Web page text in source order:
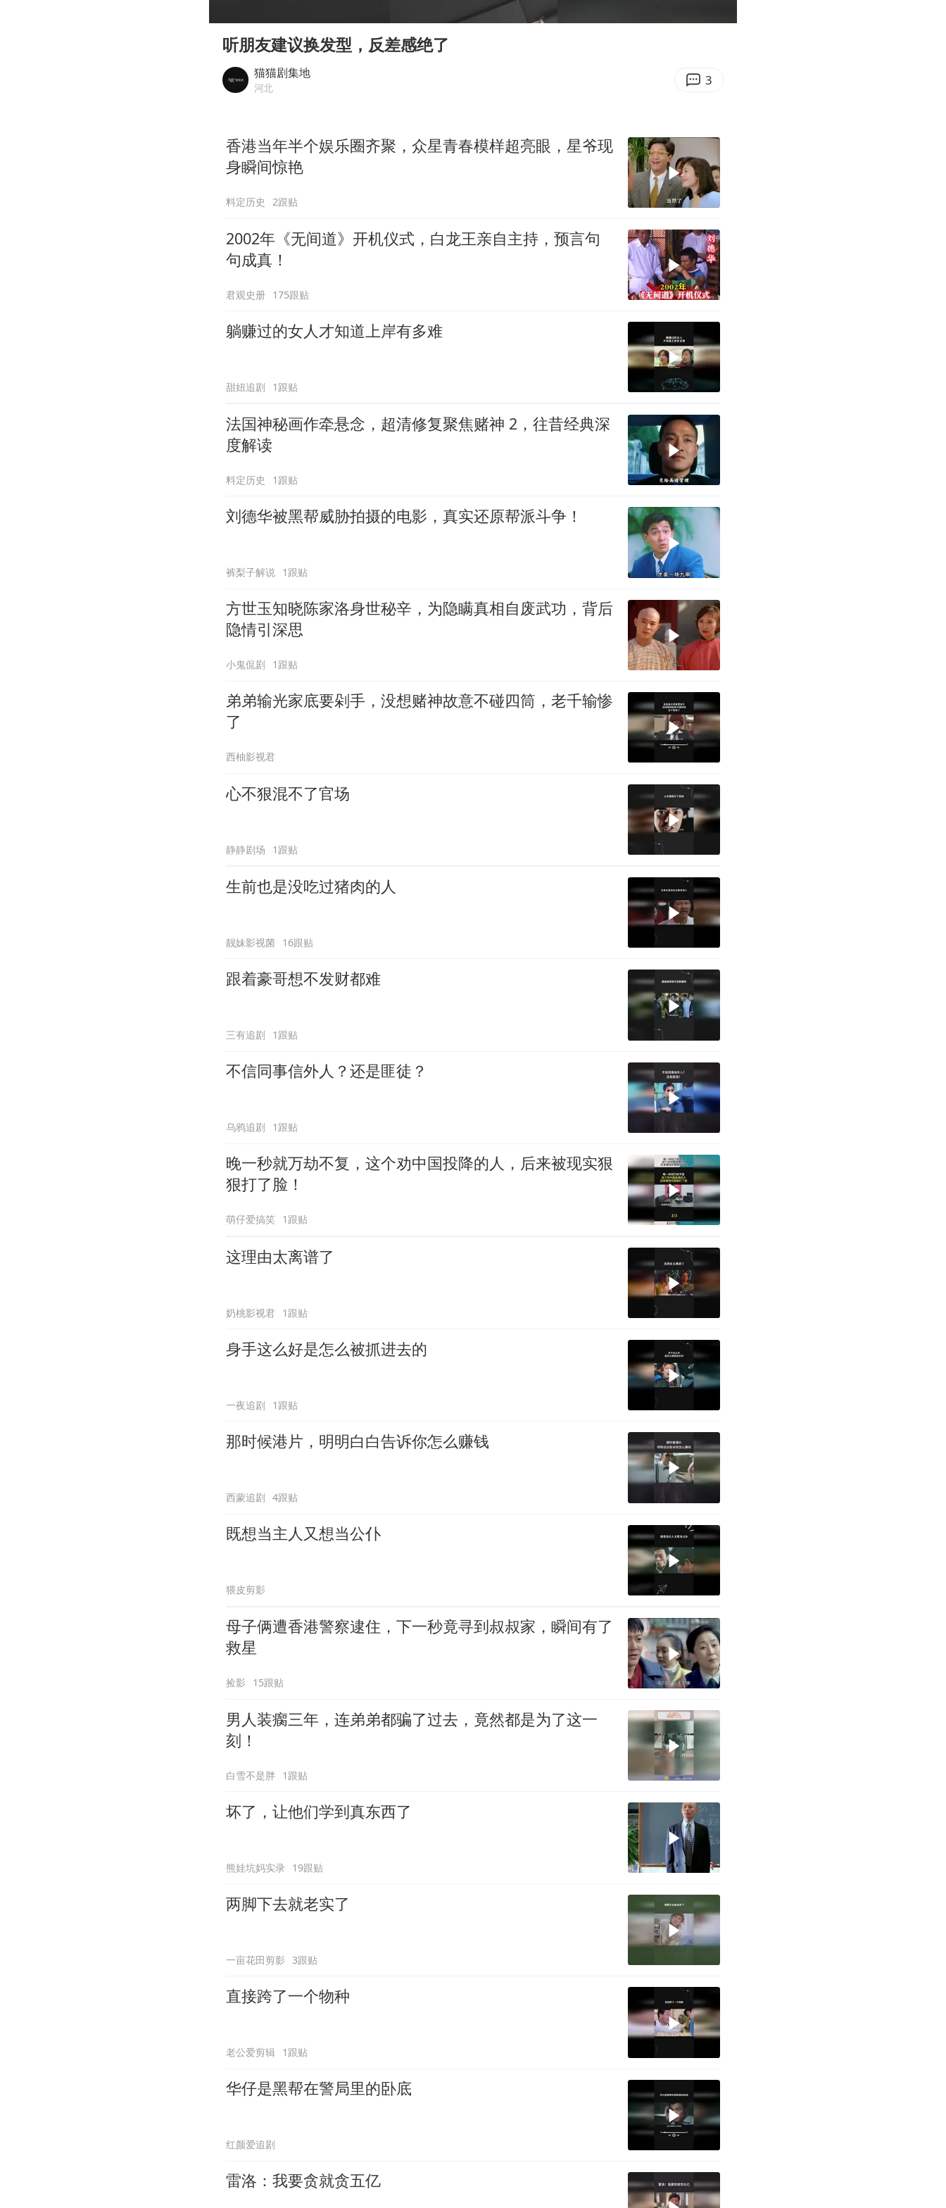
台风灿鸿未来对中国无影响
河南某医院2.33亿工程串标案细节披露
东方之约 相约未来
听朋友建议换发型，反差感绝了
猫猫剧集地
河北 3
香港当年半个娱乐圈齐聚，众星青春模样超亮眼，星爷现
身瞬间惊艳
料定历史 2跟贴
2002年《无间道》开机仪式，白龙王亲自主持，预言句
句成真！
君观史册 175跟贴
躺赚过的女人才知道上岸有多难
甜妞追剧 1跟贴
法国神秘画作牵悬念，超清修复聚焦赌神 2，往昔经典深
度解读
料定历史 1跟贴
刘德华被黑帮威胁拍摄的电影，真实还原帮派斗争！
裤梨子解说 1跟贴
方世玉知晓陈家洛身世秘辛，为隐瞒真相自废武功，背后
隐情引深思
小鬼侃剧 1跟贴
弟弟输光家底要剁手，没想赌神故意不碰四筒，老千输惨
了
西柚影视君
心不狠混不了官场
静静剧场 1跟贴
生前也是没吃过猪肉的人
靓妹影视菌 16跟贴
跟着豪哥想不发财都难
三有追剧 1跟贴
不信同事信外人？还是匪徒？
乌鸦追剧 1跟贴
晚一秒就万劫不复，这个劝中国投降的人，后来被现实狠
狠打了脸！
萌仔爱搞笑 1跟贴
这理由太离谱了
奶桃影视君 1跟贴
身手这么好是怎么被抓进去的
一夜追剧 1跟贴
那时候港片，明明白白告诉你怎么赚钱
西蒙追剧 4跟贴
既想当主人又想当公仆
猥皮剪影
母子俩遭香港警察逮住，下一秒竟寻到叔叔家，瞬间有了
救星
捡影 15跟贴
男人装瘸三年，连弟弟都骗了过去，竟然都是为了这一
刻！
白雪不是胖 1跟贴
坏了，让他们学到真东西了
熊娃坑妈实录 19跟贴
两脚下去就老实了
一亩花田剪影 3跟贴
直接跨了一个物种
老公爱剪辑 1跟贴
华仔是黑帮在警局里的卧底
红颜爱追剧
雷洛：我要贪就贪五亿